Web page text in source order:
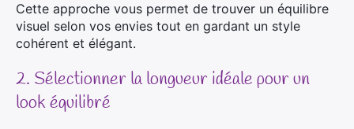
Cette approche vous permet de trouver un équilibre
visuel selon vos envies tout en gardant un style
cohérent et élégant.
2. Sélectionner la longueur idéale pour un
look équilibré